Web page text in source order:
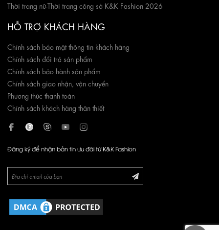
Thời trang nữ-Thời trang công sở K&K Fashion 2026
HỖ TRỢ KHÁCH HÀNG
Chính sách bảo mật thông tin khách hàng
Chính sách đổi trả sản phẩm
Chính sách bảo hành sản phẩm
Chính sách giao nhận, vận chuyển
Phương thức thanh toán
Chính sách khách hàng thân thiết
Đăng ký để nhận bản tin ưu đãi từ K&K Fashion